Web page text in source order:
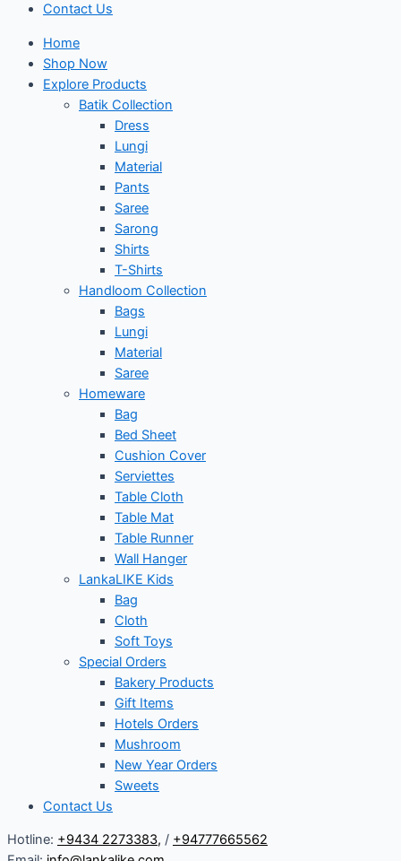
Contact Us
Home
Shop Now
Explore Products
Batik Collection
Dress
Lungi
Material
Pants
Saree
Sarong
Shirts
T-Shirts
Handloom Collection
Bags
Lungi
Material
Saree
Homeware
Bag
Bed Sheet
Cushion Cover
Serviettes
Table Cloth
Table Mat
Table Runner
Wall Hanger
LankaLIKE Kids
Bag
Cloth
Soft Toys
Special Orders
Bakery Products
Gift Items
Hotels Orders
Mushroom
New Year Orders
Sweets
Contact Us
Hotline: +9434 2273383, / +94777665562